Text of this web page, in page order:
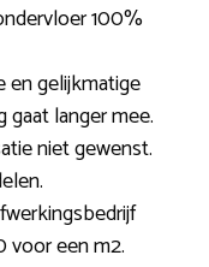
100%
gelijkmatige
langer mee.
niet gewenst.
voor een m2.